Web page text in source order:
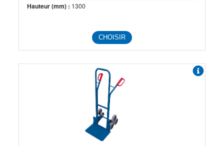
Hauteur (mm) : 1300
CHOISIR